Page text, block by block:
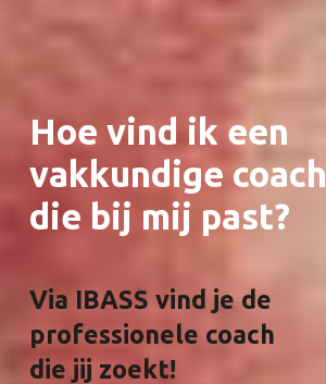
Hoe vind ik een
vakkundige coach
die bij mij past?
Via IBASS vind je de
professionele coach
die jij zoekt!